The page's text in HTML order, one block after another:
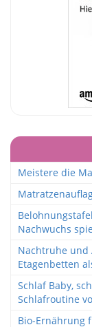
Meistere die
Nachwuchs
Nachtruhe und
Etagenbetten
Schlaf Baby,
Schlafroutine
Bio-Ernährung